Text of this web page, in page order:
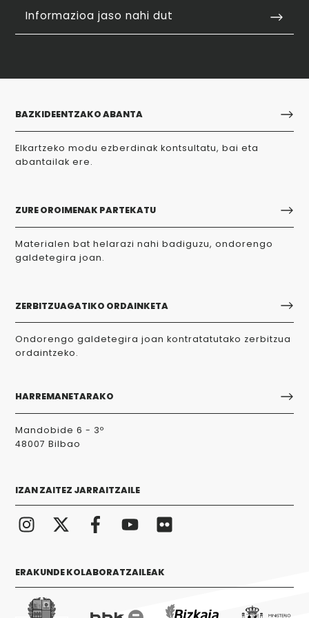
Informazioa jaso nahi dut
BAZKIDEENTZAKO ABANTA
Elkartzeko modu ezberdinak kontsultatu, bai eta
abantailak ere.
ZURE OROIMENAK PARTEKATU
Materialen bat helarazi nahi badiguzu, ondorengo
galdetegira joan.
ZERBITZUAGATIKO ORDAINKETA
Ondorengo galdetegira joan kontratatutako zerbitzua
ordaintzeko.
HARREMANETARAKO
Mandobide 6 - 3º
48007 Bilbao
IZAN ZAITEZ JARRAITZAILE
ERAKUNDE KOLABORATZAILEAK